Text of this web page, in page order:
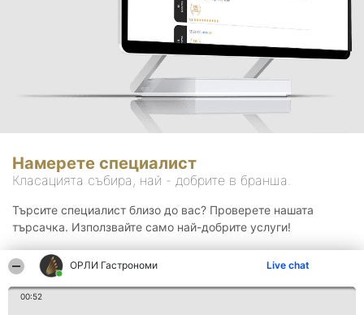
ОРЛИ Гастрономи Live chat
00:52
Намерете специалист
Класацията събира, най - добрите в бранша.
Търсите специалист близо до вас? Проверете нашата
търсачка. Използвайте само най-добрите услуги!